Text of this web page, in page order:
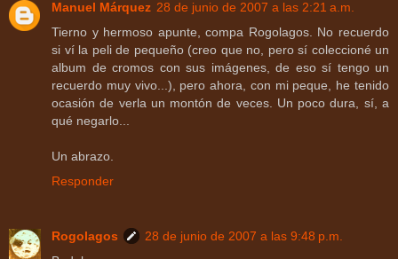
Manuel Márquez 28 de junio de 2007 a las 2:21 a.m.
Tierno y hermoso apunte, compa Rogolagos. No recuerdo
si ví la peli de pequeño (creo que no, pero sí coleccioné un
album de cromos con sus imágenes, de eso sí tengo un
recuerdo muy vivo...), pero ahora, con mi peque, he tenido
ocasión de verla un montón de veces. Un poco dura, sí, a
qué negarlo...
Un abrazo.
Responder
Rogolagos
28 de junio de 2007 a las 9:48 p.m.